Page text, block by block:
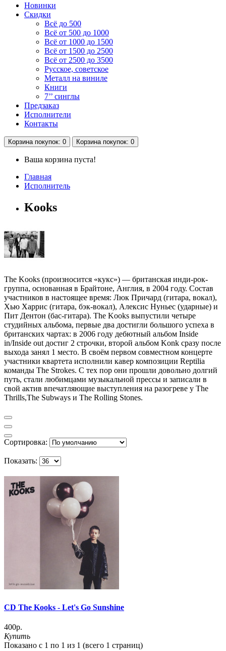
Новинки
Скидки
Всё до 500
Всё от 500 до 1000
Всё от 1000 до 1500
Всё от 1500 до 2500
Всё от 2500 до 3500
Русское, советское
Металл на виниле
Книги
7’’ синглы
Предзаказ
Исполнители
Контакты
Корзина покупок: 0 Корзина покупок: 0
Ваша корзина пуста!
Главная
Исполнитель
Kooks
The Kooks (произносится «кукс») — британская инди-рок-
группа, основанная в Брайтоне, Англия, в 2004 году. Состав
участников в настоящее время: Люк Причард (гитара, вокал),
Хью Харрис (гитара, бэк-вокал), Алексис Нуньес (ударные) и
Пит Дентон (бас-гитара). The Kooks выпустили четыре
студийных альбома, первые два достигли большого успеха в
британских чартах: в 2006 году дебютный альбом Inside
in/Inside out достиг 2 строчки, второй альбом Konk сразу после
выхода занял 1 место. В своём первом совместном концерте
участники квартета исполнили кавер композиции Reptilia
команды The Strokes. С тех пор они прошли довольно долгий
путь, стали любимцами музыкальной прессы и записали в
свой актив впечатляющие выступления на разогреве у The
Thrills,The Subways и The Rolling Stones.
Сортировка:
Показать:
CD The Kooks - Let's Go Sunshine
400р.
Купить
Показано с 1 по 1 из 1 (всего 1 страниц)